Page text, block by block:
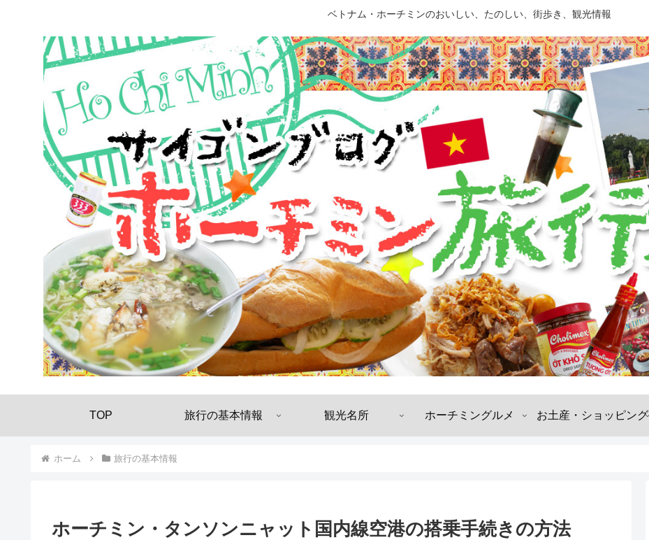
ベトナム・ホーチミンのおいしい、たのしい、街歩き、観光情報
TOP 旅行の基本情報 観光名所 ホーチミングルメ お土産・ショッピング
ホーム 旅行の基本情報
ホーチミン・タンソンニャット国内線空港の搭乗手続きの方法